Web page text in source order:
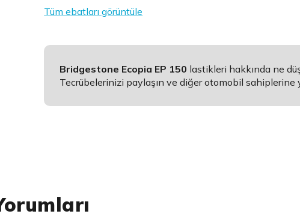
Tüm ebatları görüntüle
Bridgestone Ecopia EP 150 lastikleri hakkında ne
Tecrübelerinizi paylaşın ve diğer otomobil sahiplerine